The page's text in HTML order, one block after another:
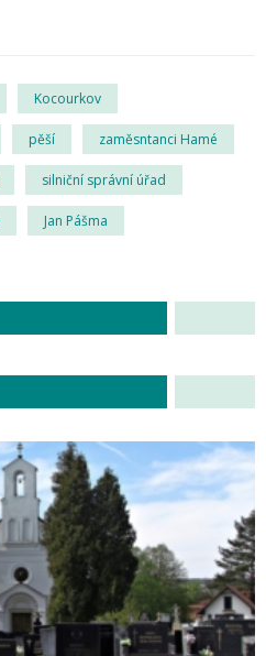
Kocourkov
pěší zaměsntanci Hamé
silniční správní úřad
Jan Pášma